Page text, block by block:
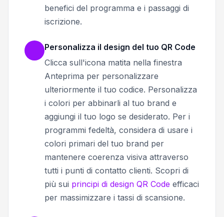
benefici del programma e i passaggi di
iscrizione.
Personalizza il design del tuo QR Code
Clicca sull'icona matita nella finestra
Anteprima per personalizzare
ulteriormente il tuo codice. Personalizza
i colori per abbinarli al tuo brand e
aggiungi il tuo logo se desiderato. Per i
programmi fedeltà, considera di usare i
colori primari del tuo brand per
mantenere coerenza visiva attraverso
tutti i punti di contatto clienti. Scopri di
più sui principi di design QR Code efficaci
per massimizzare i tassi di scansione.